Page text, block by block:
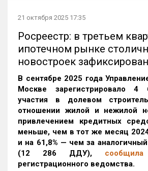
21 октября 2025 17:35
Росреестр: в третьем
ипотечном рынке
новостроек
В сентябре 2025 года
Москве зарегистрировало 4
участия в долевом
отношении жилой и нежилой
привлечением кредитных
меньше, чем в тот же месяц
и на 61,8% — чем за
(12 286 ДДУ), сообщила
регистрационного ведомства.